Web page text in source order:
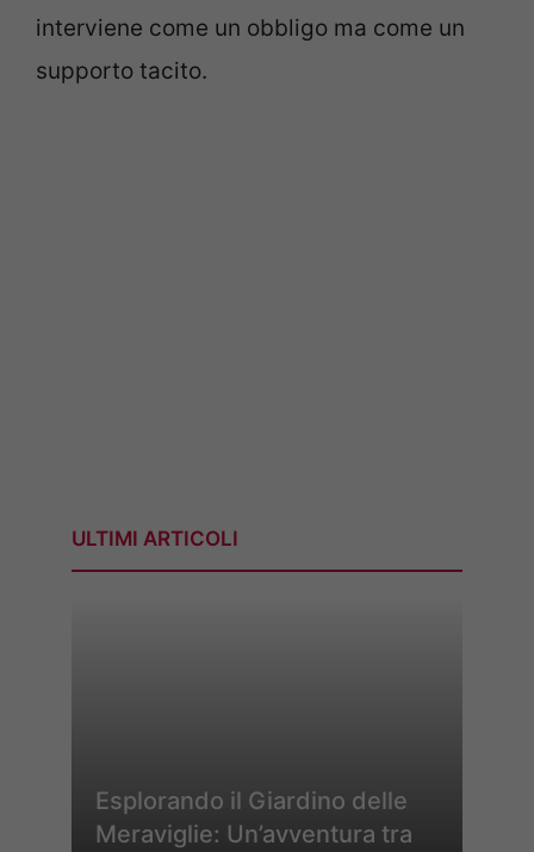
interviene come un obbligo ma come un
supporto tacito.
ULTIMI ARTICOLI
Esplorando il Giardino delle
Meraviglie: Un’avventura tra